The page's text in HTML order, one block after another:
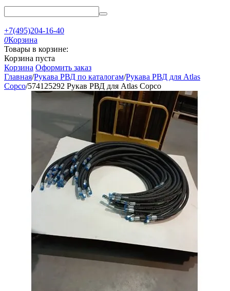
+7(495)204-16-40
0Корзина
Товары в корзине:
Корзина пуста
Корзина Оформить заказ
Главная/Рукава РВД по каталогам/Рукава РВД для Atlas
Copco/574125292 Рукав РВД для Atlas Copco